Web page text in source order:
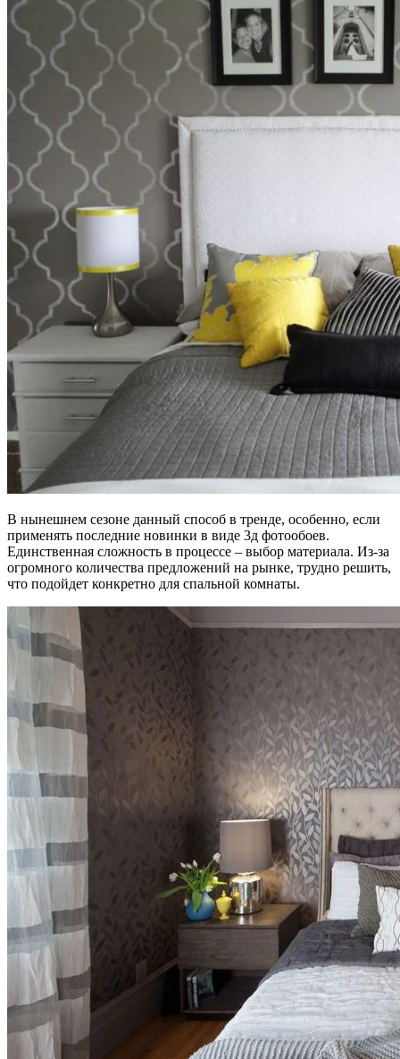
В нынешнем сезоне данный способ в тренде, особенно, если
применять последние новинки в виде 3д фотообоев.
Единственная сложность в процессе – выбор материала. Из-за
огромного количества предложений на рынке, трудно решить,
что подойдет конкретно для спальной комнаты.